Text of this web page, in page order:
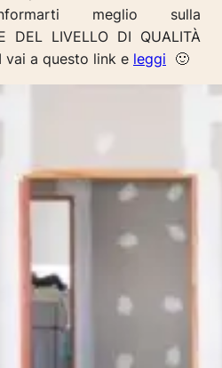
meglio sulla
DEL LIVELLO DI QUALITÀ
vai a questo link e leggi 🙂